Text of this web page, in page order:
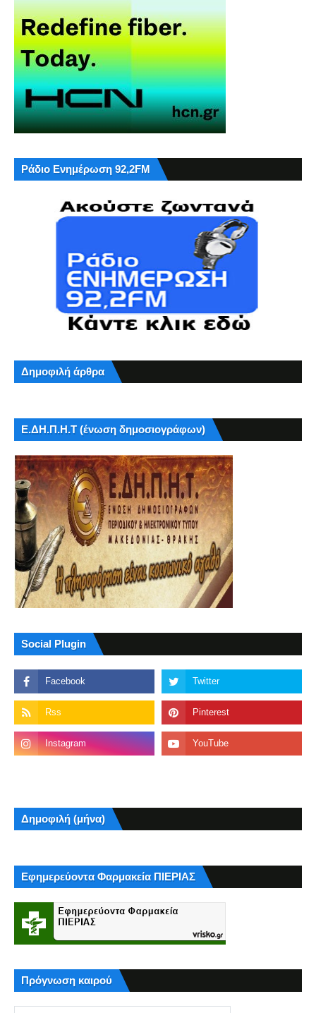
Ράδιο Ενημέρωση 92,2FM
Δημοφιλή άρθρα
Ε.ΔΗ.Π.Η.Τ (ένωση δημοσιογράφων)
Social Plugin
Δημοφιλή (μήνα)
Εφημερεύοντα Φαρμακεία ΠΙΕΡΙΑΣ
Πρόγνωση καιρού